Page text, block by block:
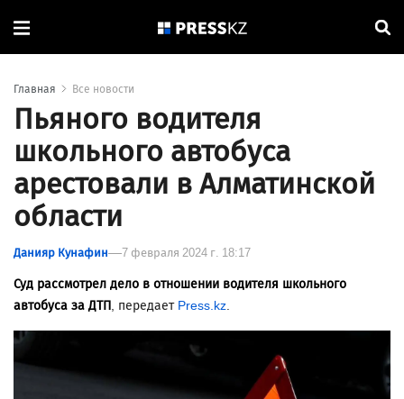
Главная Все новости
Пьяного водителя
школьного автобуса
арестовали в Алматинской
области
Данияр Кунафин 7 февраля 2024 г. 18:17
Суд рассмотрел дело в отношении водителя школьного
автобуса за ДТП, передает Press.kz.